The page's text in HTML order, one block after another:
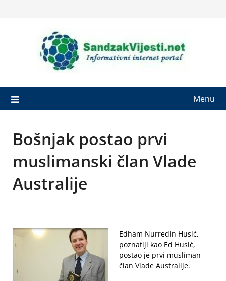
Menu
Bošnjak postao prvi
muslimanski član Vlade
Australije
Edham Nurredin Husić,
poznatiji kao Ed Husić,
postao je prvi musliman
član Vlade Australije.